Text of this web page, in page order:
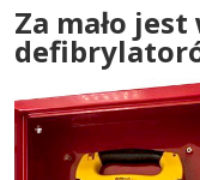
Za mało